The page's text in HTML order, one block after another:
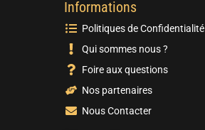
Informations
Politiques de Confidentialité
Qui sommes nous ?
Foire aux questions
Nos partenaires
Nous Contacter